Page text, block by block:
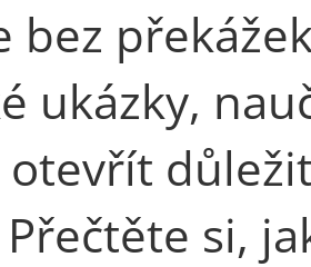
bez
ukázky,
otevřít
si,